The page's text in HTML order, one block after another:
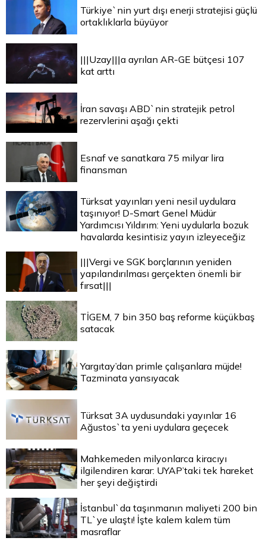
Türkiye`nin yurt dışı enerji stratejisi güçlü
ortaklıklarla büyüyor
|||Uzay|||a ayrılan AR-GE bütçesi 107
kat arttı
İran savaşı ABD`nin stratejik petrol
rezervlerini aşağı çekti
Esnaf ve sanatkara 75 milyar lira
finansman
Türksat yayınları yeni nesil uydulara
taşınıyor! D-Smart Genel Müdür
Yardımcısı Yıldırım: Yeni uydularla bozuk
havalarda kesintisiz yayın izleyeceğiz
|||Vergi ve SGK borçlarının yeniden
yapılandırılması gerçekten önemli bir
fırsat|||
TİGEM, 7 bin 350 baş reforme küçükbaş
satacak
Yargıtay’dan primle çalışanlara müjde!
Tazminata yansıyacak
Türksat 3A uydusundaki yayınlar 16
Ağustos`ta yeni uydulara geçecek
Mahkemeden milyonlarca kiracıyı
ilgilendiren karar: UYAP’taki tek hareket
her şeyi değiştirdi
İstanbul`da taşınmanın maliyeti 200 bin
TL`ye ulaştı! İşte kalem kalem tüm
masraflar